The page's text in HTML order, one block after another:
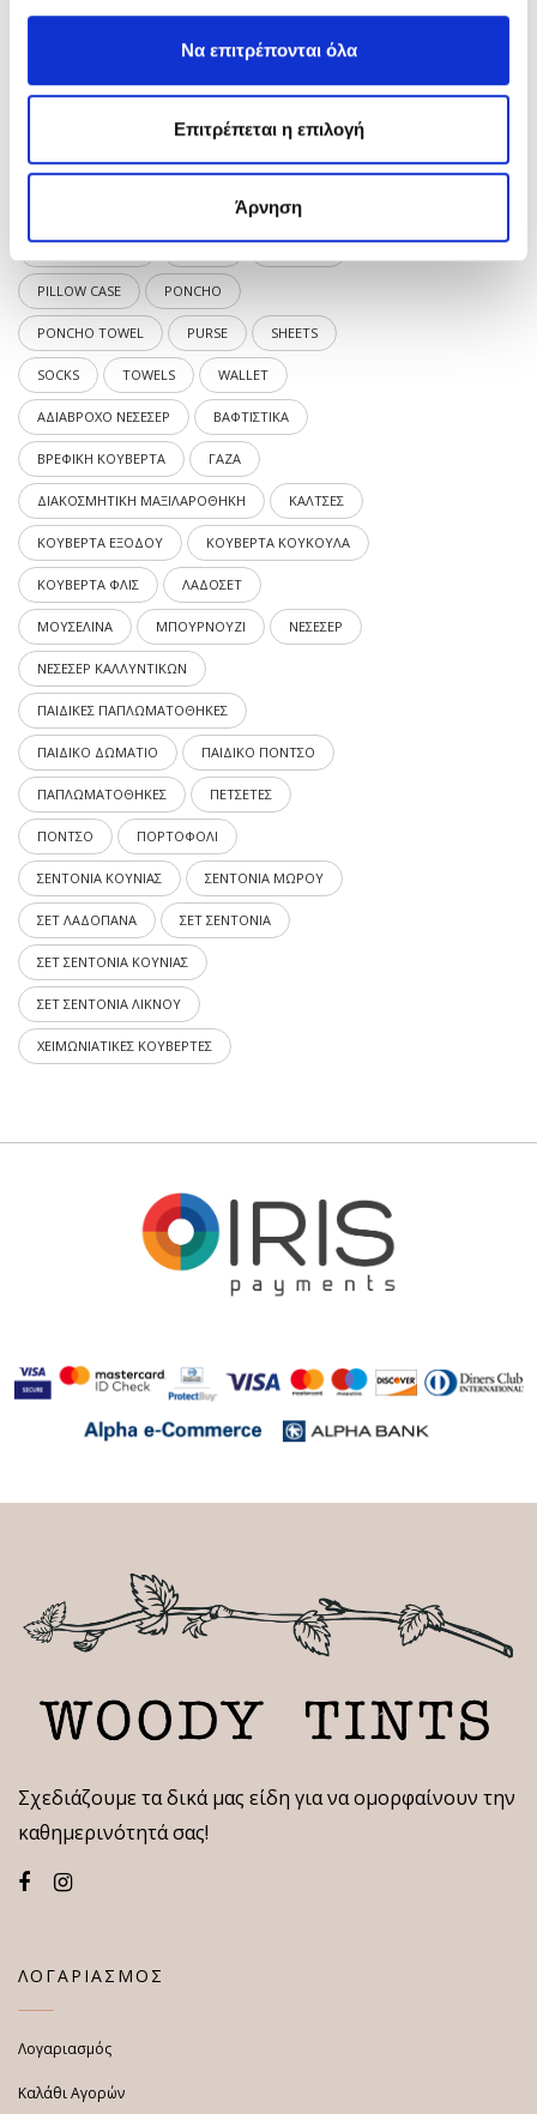
Να επιτρέπονται όλα
Επιτρέπεται η επιλογή
Άρνηση
Ελάχιστη
Μέγιστη
Ετικέτες προϊόντος
BABY BABY BLANKET BABY SHEETS
BLANKET
DOUBLE GAUZE DÉCOR MINI BAG
PILLOW CASE PONCHO
PONCHO TOWEL PURSE SHEETS
SOCKS TOWELS WALLET
ΑΔΙΑΒΡΟΧΟ ΝΕΣΕΣΕΡ ΒΑΦΤΙΣΤΙΚΑ
ΒΡΕΦΙΚΗ ΚΟΥΒΕΡΤΑ ΓΑΖΑ
ΔΙΑΚΟΣΜΗΤΙΚΗ ΜΑΞΙΛΑΡΟΘΗΚΗ ΚΑΛΤΣΕΣ
ΚΟΥΒΕΡΤΑ ΕΞΟΔΟΥ ΚΟΥΒΕΡΤΑ ΚΟΥΚΟΥΛΑ
ΚΟΥΒΕΡΤΑ ΦΛΙΣ ΛΑΔΟΣΕΤ
ΜΟΥΣΕΛΙΝΑ ΜΠΟΥΡΝΟΥΖΙ ΝΕΣΕΣΕΡ
ΝΕΣΕΣΕΡ ΚΑΛΛΥΝΤΙΚΩΝ
ΠΑΙΔΙΚΕΣ ΠΑΠΛΩΜΑΤΟΘΗΚΕΣ
ΠΑΙΔΙΚΟ ΔΩΜΑΤΙΟ ΠΑΙΔΙΚΟ ΠΟΝΤΣΟ
ΠΑΠΛΩΜΑΤΟΘΗΚΕΣ ΠΕΤΣΕΤΕΣ
ΠΟΝΤΣΟ ΠΟΡΤΟΦΟΛΙ
ΣΕΝΤΟΝΙΑ ΚΟΥΝΙΑΣ ΣΕΝΤΟΝΙΑ ΜΩΡΟΥ
ΣΕΤ ΛΑΔΟΠΑΝΑ ΣΕΤ ΣΕΝΤΟΝΙΑ
ΣΕΤ ΣΕΝΤΟΝΙΑ ΚΟΥΝΙΑΣ
ΣΕΤ ΣΕΝΤΟΝΙΑ ΛΙΚΝΟΥ
ΧΕΙΜΩΝΙΑΤΙΚΕΣ ΚΟΥΒΕΡΤΕΣ
Σχεδιάζουμε τα δικά μας είδη για να ομορφαίνουν την
καθημερινότητά σας!
ΛΟΓΑΡΙΑΣΜΟΣ
Λογαριασμός
Καλάθι Αγορών